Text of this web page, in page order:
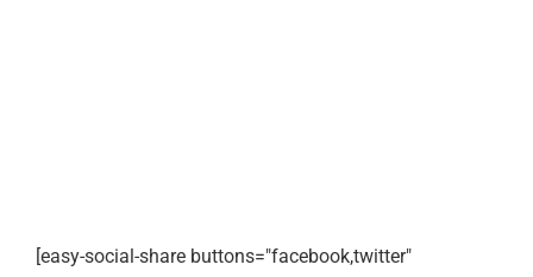
[easy-social-share buttons="facebook,twitter"